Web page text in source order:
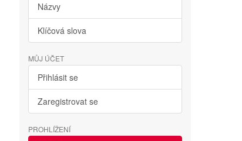
Názvy
Klíčová slova
MŮJ ÚČET
Přihlásit se
Zaregistrovat se
PROHLÍŽENÍ